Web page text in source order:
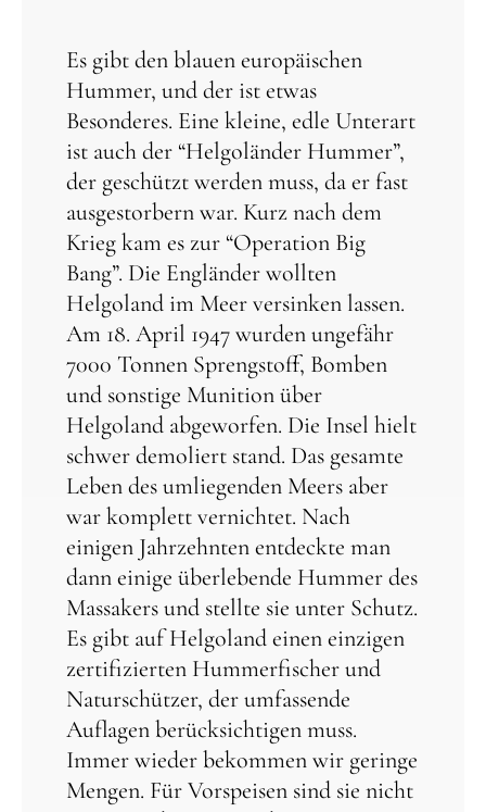
Es gibt den blauen europäischen
Hummer, und der ist etwas
Besonderes. Eine kleine, edle Unterart
ist auch der “Helgoländer Hummer”,
der geschützt werden muss, da er fast
ausgestorbern war. Kurz nach dem
Krieg kam es zur “Operation Big
Bang”. Die Engländer wollten
Helgoland im Meer versinken lassen.
Am 18. April 1947 wurden ungefähr
7000 Tonnen Sprengstoff, Bomben
und sonstige Munition über
Helgoland abgeworfen. Die Insel hielt
schwer demoliert stand. Das gesamte
Leben des umliegenden Meers aber
war komplett vernichtet. Nach
einigen Jahrzehnten entdeckte man
dann einige überlebende Hummer des
Massakers und stellte sie unter Schutz.
Es gibt auf Helgoland einen einzigen
zertifizierten Hummerfischer und
Naturschützer, der umfassende
Auflagen berücksichtigen muss.
Immer wieder bekommen wir geringe
Mengen. Für Vorspeisen sind sie nicht